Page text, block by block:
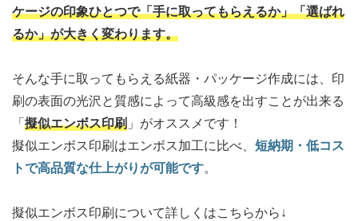
ケージの印象ひとつで「手に取ってもらえるか」「選ばれ
るか」が大きく変わります。
そんな手に取ってもらえる紙器・パッケージ作成には、印
刷の表面の光沢と質感によって高級感を出すことが出来る
「擬似エンボス印刷 」がオススメです！
擬似エンボス印刷はエンボス加工に比べ、 短納期・低コス
トで高品質な仕上がりが可能です。
擬似エンボス印刷について詳しくはこちらから↓